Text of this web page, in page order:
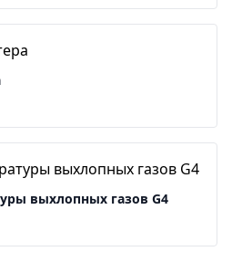
выхлопных газов G4